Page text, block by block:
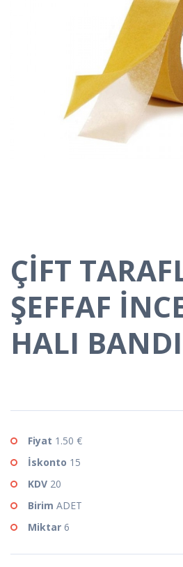
ÇİFT
ŞEFFAF
HALI
Fiyat 1.50 €
İskonto 15
KDV 20
Birim ADET
Miktar 6